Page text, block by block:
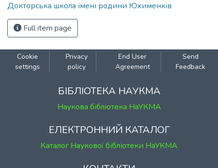
Докторська школа імені родини Юхименків
Full item page
Cookie
settings
Privacy
policy
End User
Agreement
Send
Feedback
БІБЛІОТЕКА НАУКМА
Наукова бібліотека НаУКМА
ЕЛЕКТРОННИЙ КАТАЛОГ
Каталог Наукової бібліотеки НаУКМА